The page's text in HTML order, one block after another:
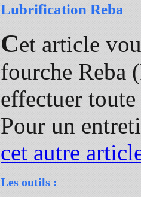
Lubrification Reba
Cet article
fourche Reba
effectuer
Pour un
cet autre
Les outils :